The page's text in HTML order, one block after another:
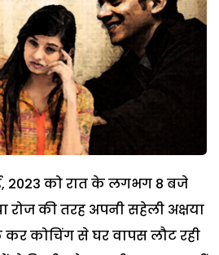
2023 को रात के लगभग 8 बजे
रोज की तरह अपनी सहेली अक्षया
कोचिंग से घर वापस लौट रही